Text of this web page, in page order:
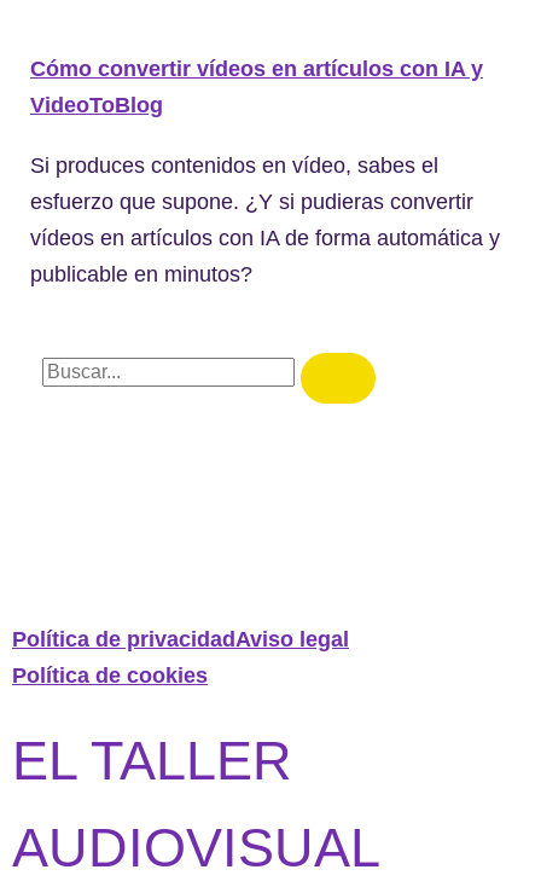
Cómo convertir vídeos en artículos con IA y
VideoToBlog
Si produces contenidos en vídeo, sabes el
esfuerzo que supone. ¿Y si pudieras convertir
vídeos en artículos con IA de forma automática y
publicable en minutos?
Política de privacidadAviso legal
Política de cookies
EL TALLER
AUDIOVISUAL